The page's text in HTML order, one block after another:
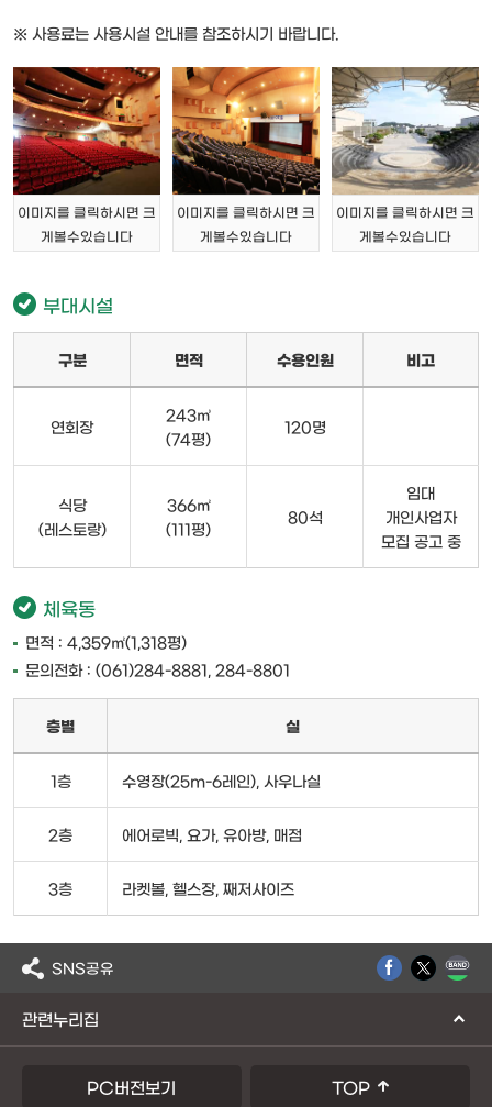
※ 사용료는 사용시설 안내를 참조하시기 바랍니다.
이미지를 클릭하시면 크
게볼수있습니다
이미지를 클릭하시면 크
게볼수있습니다
이미지를 클릭하시면 크
게볼수있습니다
부대시설
구분 면적 수용인원 비고
연회장
243㎥
(74평)
120명
식당
(레스토랑)
366㎡
(111평)
80석
임대
개인사업자
모집 공고 중
체육동
면적 : 4,359㎡(1,318평)
문의전화 : (061)284-8881, 284-8801
층별 실
1층 수영장(25m-6레인), 사우나실
2층 에어로빅, 요가, 유아방, 매점
3층 라켓볼, 헬스장, 째저사이즈
SNS공유
관련누리집
PC버전보기 TOP